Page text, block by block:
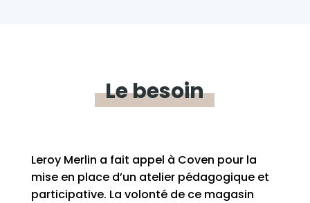
Lebesoin
Leroy Merlin a fait appel à Coven pour la
mise en place d’un atelier pédagogique et
participative. La volonté de ce magasin